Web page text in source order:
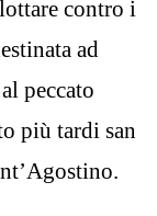
contro i
ad
peccato
più tardi san